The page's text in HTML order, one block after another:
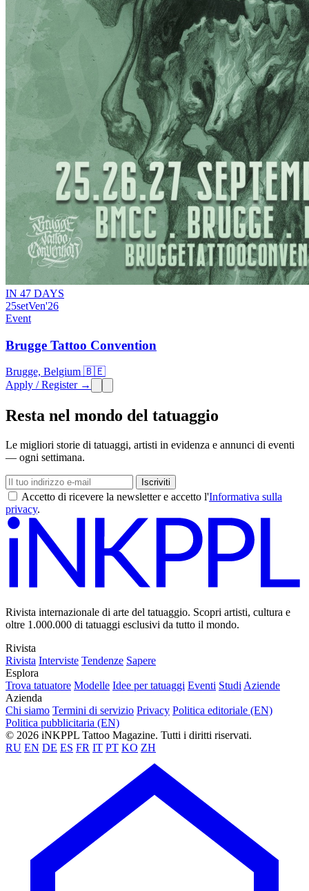
IN 47 DAYS
25setVen'26
Event
Brugge Tattoo Convention
Brugge, Belgium 🇧🇪
Apply / Register →
Resta nel mondo del tatuaggio
Le migliori storie di tatuaggi, artisti in evidenza e annunci di eventi
— ogni settimana.
Iscriviti
Accetto di ricevere la newsletter e accetto l'Informativa sulla
privacy.
Rivista internazionale di arte del tatuaggio. Scopri artisti, cultura e
oltre 1.000.000 di tatuaggi esclusivi da tutto il mondo.
Rivista
Rivista Interviste Tendenze Sapere
Esplora
Trova tatuatore Modelle Idee per tatuaggi Eventi Studi Aziende
Azienda
Chi siamo Termini di servizio Privacy Politica editoriale (EN)
Politica pubblicitaria (EN)
© 2026 iNKPPL Tattoo Magazine. Tutti i diritti riservati.
RU EN DE ES FR IT PT KO ZH